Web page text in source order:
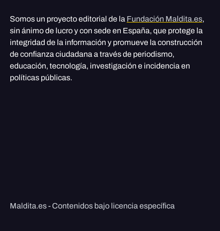
Somos un proyecto editorial de la Fundación Maldita.es,
sin ánimo de lucro y con sede en España, que protege la
integridad de la información y promueve la construcción
de confianza ciudadana a través de periodismo,
educación, tecnología, investigación e incidencia en
políticas públicas.
Maldita.es - Contenidos bajo licencia específica